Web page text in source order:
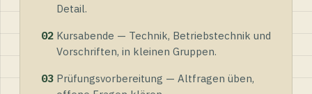
Detail.
02 Kursabende — Technik, Betriebstechnik und
Vorschriften, in kleinen Gruppen.
03 Prüfungsvorbereitung — Altfragen üben,